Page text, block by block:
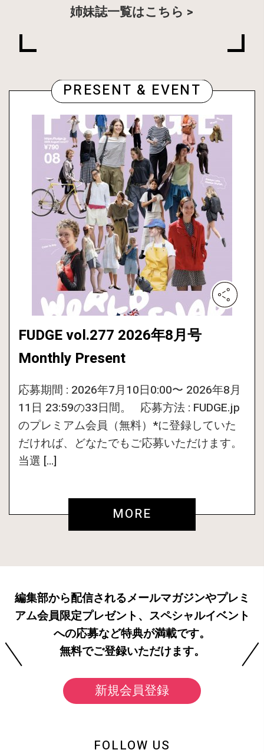
姉妹誌一覧はこちら
PRESENT & EVENT
FUDGE vol.277 2026年8月号
Monthly Present
応募期間 : 2026年7月10日0:00〜 2026年8月
11日 23:59の33日間。 応募方法 : FUDGE.jp
のプレミアム会員（無料）*に登録していた
だければ、どなたでもご応募いただけます。
当選 […]
MORE
編集部から配信されるメールマガジンやプレミ
アム会員限定プレゼント、スペシャルイベント
への応募など特典が満載です。
無料でご登録いただけます。
新規会員登録
FOLLOW US